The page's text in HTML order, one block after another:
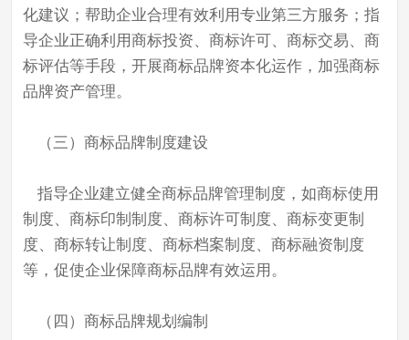
化建议；帮助企业合理有效利用专业第三方服务；指
导企业正确利用商标投资、商标许可、商标交易、商
标评估等手段，开展商标品牌资本化运作，加强商标
品牌资产管理。
（三）商标品牌制度建设
指导企业建立健全商标品牌管理制度，如商标使用
制度、商标印制制度、商标许可制度、商标变更制
度、商标转让制度、商标档案制度、商标融资制度
等，促使企业保障商标品牌有效运用。
（四）商标品牌规划编制